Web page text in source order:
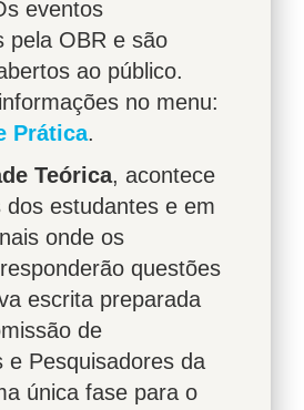
eventos
pela OBR e são
ao público.
no menu:
Prática.
Teórica, acontece
dos estudantes e em
onde os
questões
escrita preparada
de
e Pesquisadores da
única fase para o